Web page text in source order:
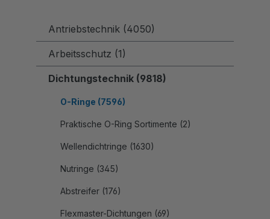
Antriebstechnik (4050)
Arbeitsschutz (1)
Dichtungstechnik (9818)
O-Ringe (7596)
Praktische O-Ring Sortimente (2)
Wellendichtringe (1630)
Nutringe (345)
Abstreifer (176)
Flexmaster-Dichtungen (69)